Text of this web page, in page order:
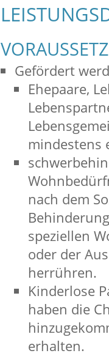
Gefördert
Ehepaare,
mindestens
nach dem
speziellen
oder der
herrühren.
Kinderlose
haben die
erhalten.